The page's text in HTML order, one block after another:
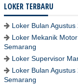
LOKER TERBARU
Loker Bulan
Loker Mekanik
Semarang
Loker Supervisor
Loker Bulan
Semarang